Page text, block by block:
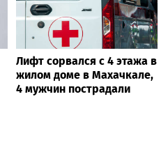
Лифт сорвался с 4 этажа в
жилом доме в Махачкале,
4 мужчин пострадали